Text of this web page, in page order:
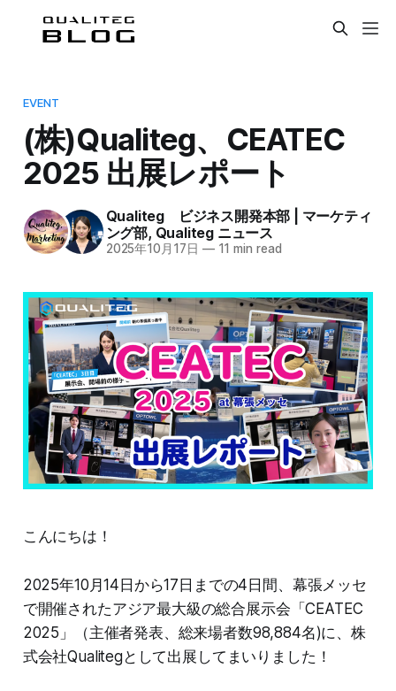
EVENT
(株)Qualiteg、CEATEC
2025 出展レポート
Qualiteg ビジネス開発本部 | マーケティ
ング部, Qualiteg ニュース
2025年10月17日 —11 min read
こんにちは！
2025年10月14日から17日までの4日間、幕張メッセ
で開催されたアジア最大級の総合展示会「CEATEC
2025」（主催者発表、総来場者数98,884名)に、株
式会社Qualitegとして出展してまいりました！